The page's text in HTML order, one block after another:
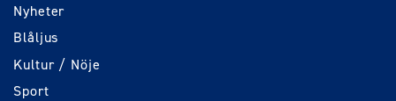
Nyheter
Blåljus
Kultur / Nöje
Sport